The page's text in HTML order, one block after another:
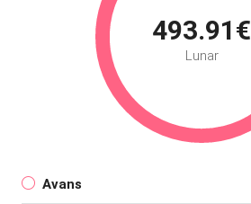
493.91€
Lunar
Avans